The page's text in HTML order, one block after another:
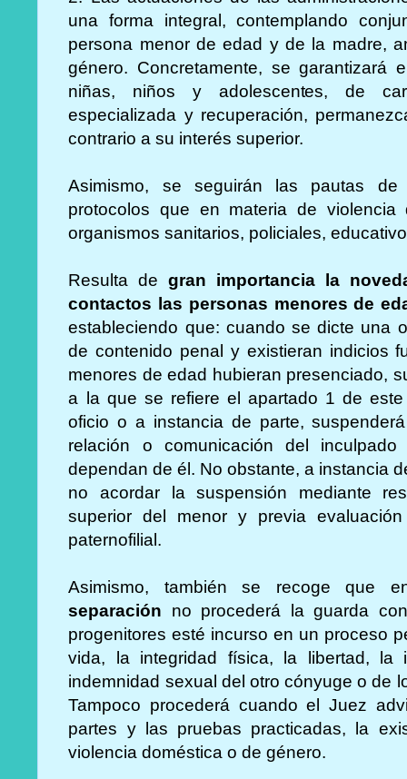
una forma integral, contemplando
persona menor de edad y de la madre,
género. Concretamente, se garantizará
niñas, niños y adolescentes, de
especializada y recuperación,
contrario a su interés superior.
Asimismo, se seguirán las pautas
protocolos que en materia de
organismos sanitarios, policiales,
Resulta degran importancia la
contactos las personas menores de
estableciendo que: cuando se dicte una
de contenido penal y existieran indicios
menores de edad hubieran presenciado,
a la que se refiere el apartado 1 de
oficio o a instancia de parte,
relación o comunicación del
dependan de él. No obstante, a instancia
no acordar la suspensión mediante
superior del menor y previa
paternofilial.
Asimismo, también se recoge que
separación no procederá la guarda
progenitores esté incurso en un proceso
vida, la integridad física, la libertad, la
indemnidad sexual del otro cónyuge o de
Tampoco procederá cuando el Juez
partes y las pruebas practicadas, la
violencia doméstica o de género.